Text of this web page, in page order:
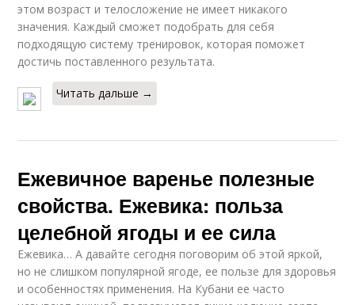
этом возраст и телосложение не имеет никакого
значения. Каждый сможет подобрать для себя
подходящую систему тренировок, которая поможет
достичь поставленного результата.
Читать дальше →
Ежевичное варенье полезные
свойства. Ежевика: польза
целебной ягоды и ее сила
Ежевика… А давайте сегодня поговорим об этой яркой,
но не слишком популярной ягоде, ее пользе для здоровья
и особенностях применения. На Кубани ее часто